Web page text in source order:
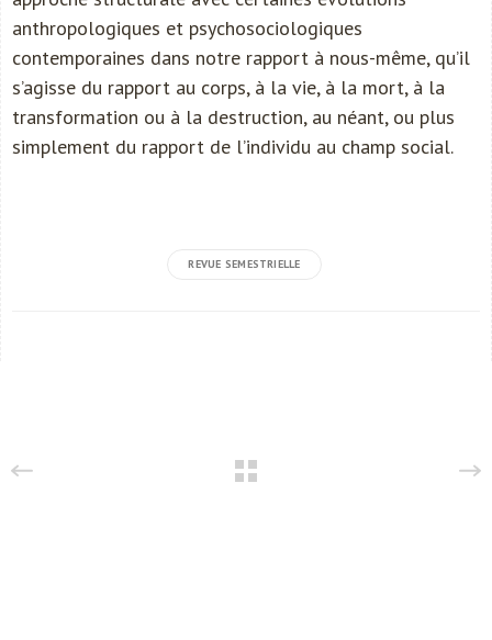
anthropologiques et psychosociologiques
contemporaines dans notre rapport à nous-même, qu’il
s’agisse du rapport au corps, à la vie, à la mort, à la
transformation ou à la destruction, au néant, ou plus
simplement du rapport de l’individu au champ social.
REVUE SEMESTRIELLE